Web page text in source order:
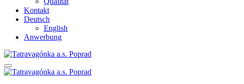
Kontakt
Deutsch
English
Anwerbung